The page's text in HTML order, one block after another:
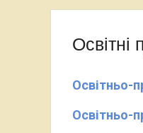
Освітні
Освітньо-
Освітньо-